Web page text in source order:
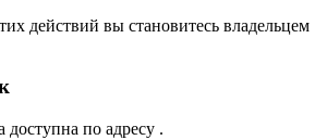
действий вы становитесь владельцем
доступна по адресу .